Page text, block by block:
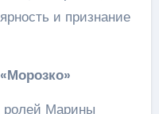
и признание
ролей Марины